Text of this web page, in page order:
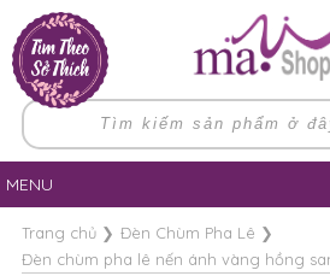
MENU
Trang chủ❯ Đèn Chùm Pha Lê ❯
Đèn chùm pha lê nến ánh vàng hồng